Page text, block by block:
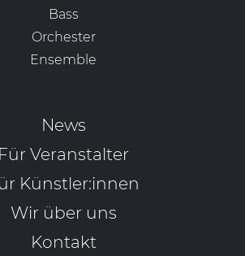
Bass
Orchester
Ensemble
News
Für Veranstalter
Künstler:innen
Wir über uns
Kontakt